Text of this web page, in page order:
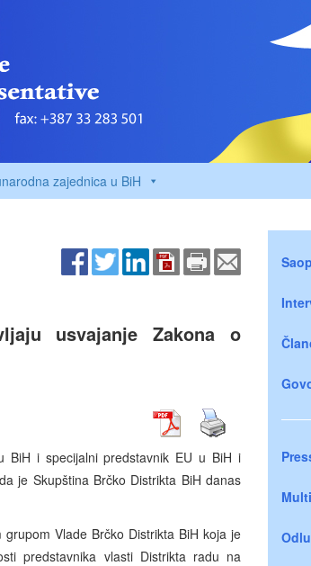
zajednica u BiH
usvajanje Zakona o
BiH i specijalni predstavnik EU u BiH i
je Skupština Brčko Distrikta BiH danas
Vlade Brčko Distrikta BiH koja je
predstavnika vlasti Distrikta radu na